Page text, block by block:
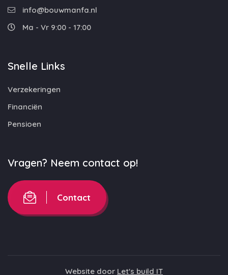
info@bouwmanfa.nl
Ma - Vr 9:00 - 17:00
Snelle Links
Verzekeringen
Financiën
Pensioen
Vragen? Neem contact op!
Contact
Website door Let's build IT